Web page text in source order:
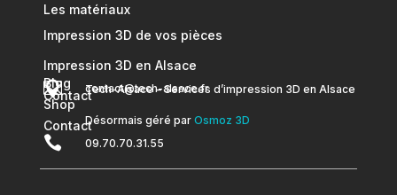
Les matériaux
Impression 3D de vos pièces
Impression 3D en Alsace
Contact
Blog
Shop
Contact
 contact@tech-alsace.fr
 Tech-Alsace – Services d’impression 3D en Alsace
Désormais géré par Osmoz 3D
 09.70.70.31.55